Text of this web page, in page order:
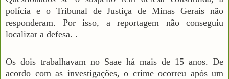
polícia e o Tribunal de Justiça de Minas Gerais não
responderam. Por isso, a reportagem não conseguiu
localizar a defesa. .
Os dois trabalhavam no Saae há mais de 15 anos. De
acordo com as investigações, o crime ocorreu após um